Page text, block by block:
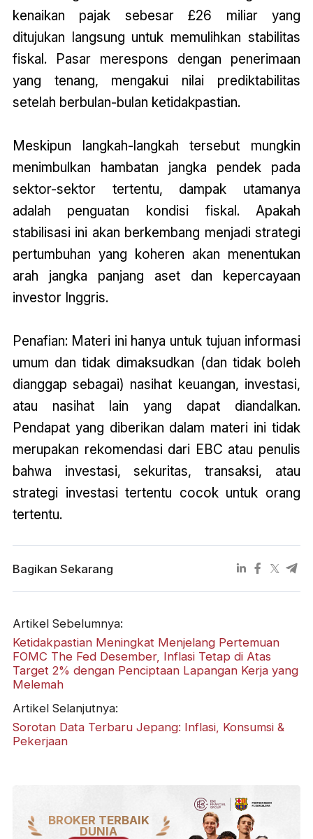
kenaikan pajak sebesar £26 miliar yang
ditujukan langsung untuk memulihkan stabilitas
fiskal. Pasar merespons dengan penerimaan
yang tenang, mengakui nilai prediktabilitas
setelah berbulan-bulan ketidakpastian.
Meskipun langkah-langkah tersebut mungkin
menimbulkan hambatan jangka pendek pada
sektor-sektor tertentu, dampak utamanya
adalah penguatan kondisi fiskal. Apakah
stabilisasi ini akan berkembang menjadi strategi
pertumbuhan yang koheren akan menentukan
arah jangka panjang aset dan kepercayaan
investor Inggris.
Penafian: Materi ini hanya untuk tujuan informasi
umum dan tidak dimaksudkan (dan tidak boleh
dianggap sebagai) nasihat keuangan, investasi,
atau nasihat lain yang dapat diandalkan.
Pendapat yang diberikan dalam materi ini tidak
merupakan rekomendasi dari EBC atau penulis
bahwa investasi, sekuritas, transaksi, atau
strategi investasi tertentu cocok untuk orang
tertentu.
Bagikan Sekarang
Artikel Sebelumnya:
Ketidakpastian Meningkat Menjelang Pertemuan
FOMC The Fed Desember, Inflasi Tetap di Atas
Target 2% dengan Penciptaan Lapangan Kerja yang
Melemah
Artikel Selanjutnya:
Sorotan Data Terbaru Jepang: Inflasi, Konsumsi &
Pekerjaan
BROKER TERBAIK
DUNIA